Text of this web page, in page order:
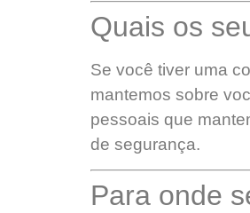
Quais os
Se você tiver uma
mantemos sobre
pessoais que
de segurança.
Para onde